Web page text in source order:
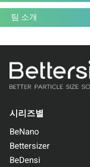
팀 소개
시리즈별
BeNano
Bettersizer
BeDensi